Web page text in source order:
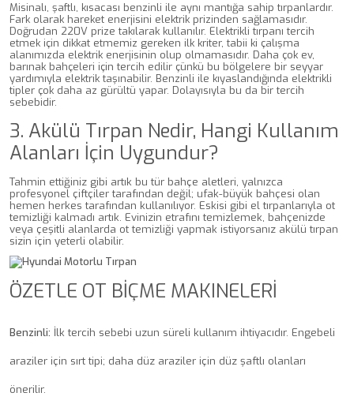
Misinalı, şaftlı, kısacası benzinli ile aynı mantığa sahip tırpanlardır.
Fark olarak hareket enerjisini elektrik prizinden sağlamasıdır.
Doğrudan 220V prize takılarak kullanılır. Elektrikli tırpanı tercih
etmek için dikkat etmemiz gereken ilk kriter, tabii ki çalışma
alanımızda elektrik enerjisinin olup olmamasıdır. Daha çok ev,
barınak bahçeleri için tercih edilir çünkü bu bölgelere bir seyyar
yardımıyla elektrik taşınabilir. Benzinli ile kıyaslandığında elektrikli
tipler çok daha az gürültü yapar. Dolayısıyla bu da bir tercih
sebebidir.
3. Akülü Tırpan Nedir, Hangi Kullanım
Alanları İçin Uygundur?
Tahmin ettiğiniz gibi artık bu tür bahçe aletleri, yalnızca
profesyonel çiftçiler tarafından değil; ufak-büyük bahçesi olan
hemen herkes tarafından kullanılıyor. Eskisi gibi el tırpanlarıyla ot
temizliği kalmadı artık. Evinizin etrafını temizlemek, bahçenizde
veya çeşitli alanlarda ot temizliği yapmak istiyorsanız akülü tırpan
sizin için yeterli olabilir.
ÖZETLE OT BİÇME MAKINELERİ
Benzinli: İlk tercih sebebi uzun süreli kullanım ihtiyacıdır. Engebeli
araziler için sırt tipi; daha düz araziler için düz şaftlı olanları
önerilir.